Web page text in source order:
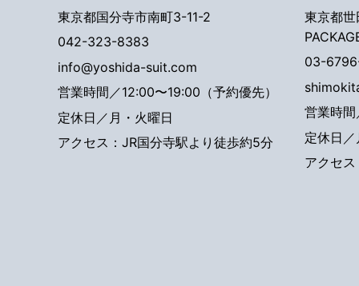
東京都国分寺市南町3-11-2
042-323-8383
info@yoshida-suit.com
営業時間／12:00〜19:00（予約優先）
定休日／月・火曜日
アクセス：JR国分寺駅より徒歩約5分
東京都
03-
営業時間
定休日
アクセ